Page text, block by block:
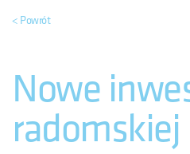
< Powrót
Nowe